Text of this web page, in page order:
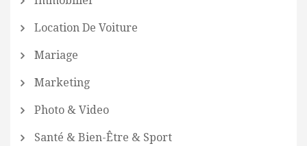
Location De Voiture
Mariage
Marketing
Photo & Video
Santé & Bien-Être & Sport